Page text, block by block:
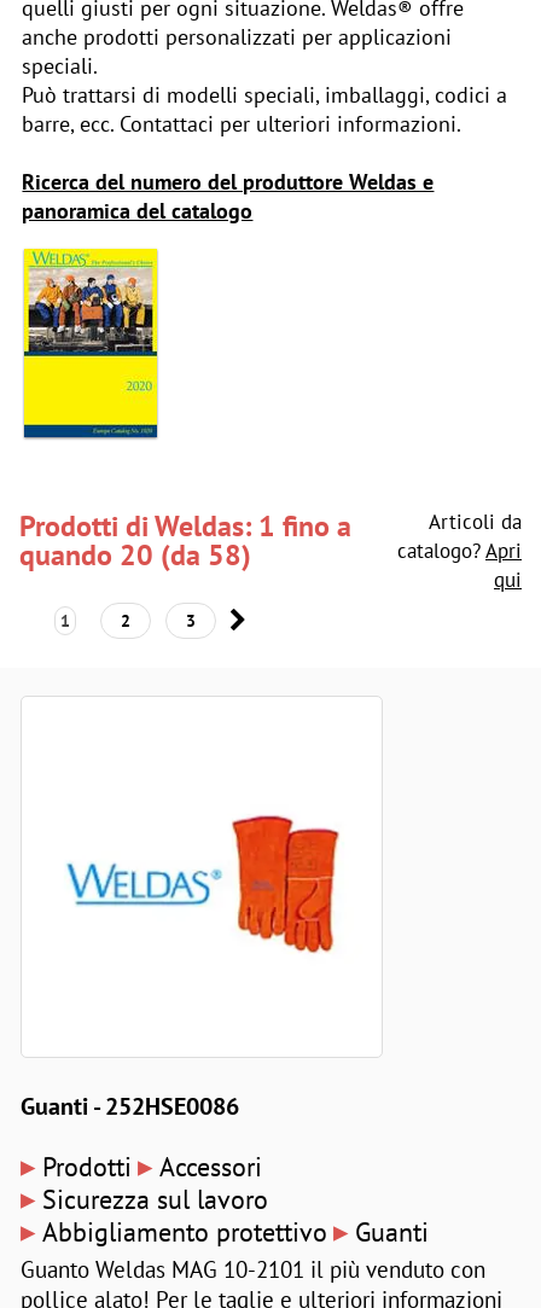
quelli giusti per ogni situazione. Weldas® offre
anche prodotti personalizzati per applicazioni
speciali.
Può trattarsi di modelli speciali, imballaggi, codici a
barre, ecc. Contattaci per ulteriori informazioni.
Ricerca del numero del produttore Weldas e
panoramica del catalogo
Prodotti di Weldas: 1 fino a
quando 20 (da 58)
Articoli da
catalogo?Apri
qui
1 2 3
Guanti - 252HSE0086
▸ Prodotti ▸ Accessori
▸ Sicurezza sul lavoro
▸ Abbigliamento protettivo ▸ Guanti
Guanto Weldas MAG 10-2101 il più venduto con
pollice alato! Per le taglie e ulteriori informazioni